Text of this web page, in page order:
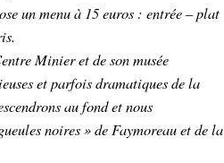
un menu à 15 euros : entrée – plat
Minier et de son musée
et parfois dramatiques de la
au fond et nous
noires » de Faymoreau et de la